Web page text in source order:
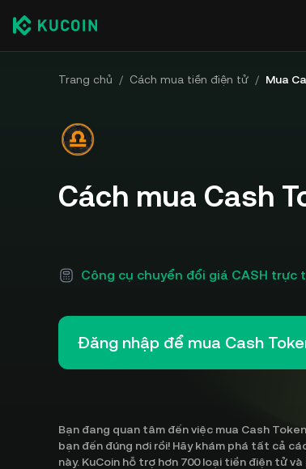
Trang chủ / Cách mua tiền điện tử / Mua
Cách mua Cash
Công cụ chuyển đổi giá CASH trực
Đăng nhập để mua Cash
Bạn đang quan tâm đến việc mua Cash
bạn đến đúng nơi rồi! Hãy khám phá tất cả
này. KuCoin hỗ trợ hơn 700 loại tiền điện tử